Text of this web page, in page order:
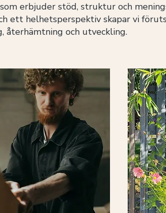
erbjuder stöd, struktur och
ett helhetsperspektiv skapar vi
återhämtning och utveckling.